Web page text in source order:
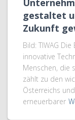
gestaltet
Zukunft
Bild: TIWAG
innovative
Menschen, die
zählt zu den
Österreichs
erneuerbarer